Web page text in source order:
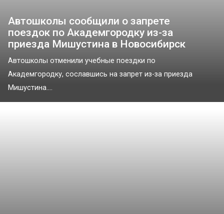
Автошколы сообщили о запрете
поездок по Академгородку из-за
приезда Мишустина в Новосибирск
Автошколы отменили учебные поездки по
Академгородку, сославшись на запрет из-за приезда
Мишустина....